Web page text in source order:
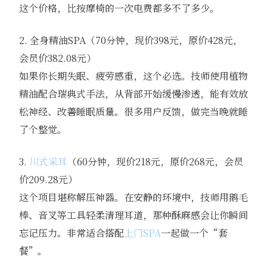
这个价格，比按摩椅的一次电费都多不了多少。
2. 全身精油SPA（70分钟，现价398元，原价428元，
会员价382.08元）
如果你长期失眠、疲劳感重，这个必选。技师使用植物
精油配合瑞典式手法，从背部开始缓慢渗透，能有效放
松神经、改善睡眠质量。很多用户反馈，做完当晚就睡
了个整觉。
3. 川式采耳 （60分钟，现价218元，原价268元，会员
价209.28元）
这个项目堪称解压神器。在安静的环境中，技师用鹅毛
棒、音叉等工具轻柔清理耳道，那种酥麻感会让你瞬间
忘记压力。非常适合搭配 上门SPA一起做一个“套
餐”。